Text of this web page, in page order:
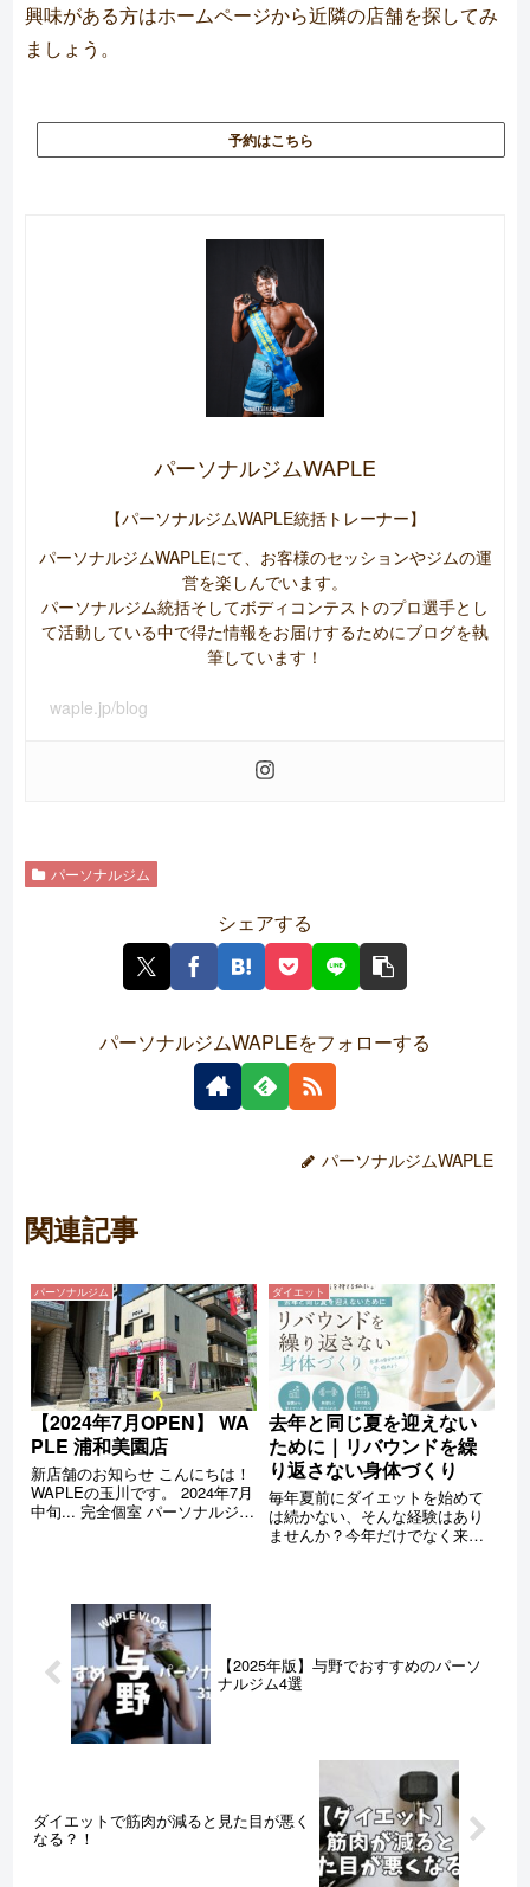
興味がある方はホームページから近隣の店舗を探してみ
ましょう。
予約はこちら
パーソナルジムWAPLE
【パーソナルジムWAPLE統括トレーナー】
パーソナルジムWAPLEにて、お客様のセッションやジムの運
営を楽しんでいます。
パーソナルジム統括そしてボディコンテストのプロ選手とし
て活動している中で得た情報をお届けするためにブログを執
筆しています！
waple.jp/blog
パーソナルジム
シェアする
パーソナルジムWAPLEをフォローする
パーソナルジムWAPLE
関連記事
パーソナルジム
【2024年7月OPEN】 WA
PLE 浦和美園店
新店舗のお知らせ こんにちは！
WAPLEの玉川です。 2024年7月
中旬... 完全個室 パーソナルジム
ム線 ...
ダイエット
去年と同じ夏を迎えない
ために｜リバウンドを繰
り返さない身体づくり
毎年夏前にダイエットを始めて
は続かない、そんな経験はあり
ませんか？今年だけでなく来年
【2025年版】与野でおすすめのパーソ
ナルジム4選
ダイエットで筋肉が減ると見た目が悪く
なる？！